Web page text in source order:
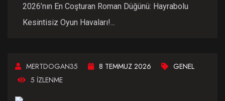
2026’nın En Coşturan Roman Düğünü: Hayrabolu
Kesintisiz Oyun Havaları!...
MERTDOGAN35 8 TEMMUZ 2026
GENEL
5 IZLENME